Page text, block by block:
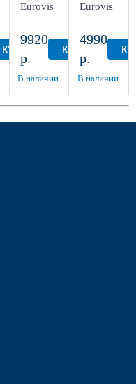
КУПИТЬ
Eurovis
225/50R17
9920
р.
КУПИТЬ
В наличии
Eurovis
195/65R15
4990
р.
В наличии